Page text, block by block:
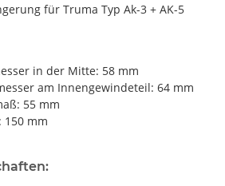
für Truma Typ Ak-3 + AK-5
in der Mitte: 58 mm
am Innengewindeteil: 64 mm
55 mm
150 mm